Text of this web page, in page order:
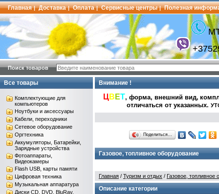
Главная | Доставка | Оплата | Сервисные центры | Полезная
Поиск товаров
Все товары
Комплектующие для
компьютеров
Ноутбуки и аксессуары
Кабели, переходники
Сетевое оборудование
Оргтехника
Аккумуляторы, Батарейки,
Зарядные устройства
Фотоаппараты,
Видеокамеры
Flash USB, карты памяти
Цифровая техника
Музыкальная аппаратура
Диски CD, DVD, BluRay,
Внимание !
ЦВ ЕТ, форма, внешний вид,
отличаться от указанных.
Поделиться…
Газовое, топливное оборудование
Главная / Туризм и отдых / Газовое, топливное
Описание категории